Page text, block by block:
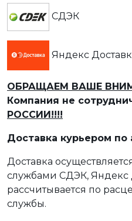
СДЭК
Яндекс
ОБРАЩАЕМ ВАШЕ
Компания не
РОССИИ!!!!
Доставка курьером по
Доставка
службами СДЭК, Яндекс
рассчитывается по
службы.